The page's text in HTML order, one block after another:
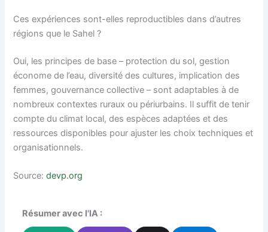
Ces expériences sont-elles reproductibles dans d’autres
régions que le Sahel ?
Oui, les principes de base – protection du sol, gestion
économe de l’eau, diversité des cultures, implication des
femmes, gouvernance collective – sont adaptables à de
nombreux contextes ruraux ou périurbains. Il suffit de tenir
compte du climat local, des espèces adaptées et des
ressources disponibles pour ajuster les choix techniques et
organisationnels.
Source:devp.org
Résumer avec l'IA :